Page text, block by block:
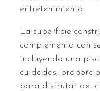
entretenimiento.
La superficie
complementa con
incluyendo una
cuidados,
para disfrutar del